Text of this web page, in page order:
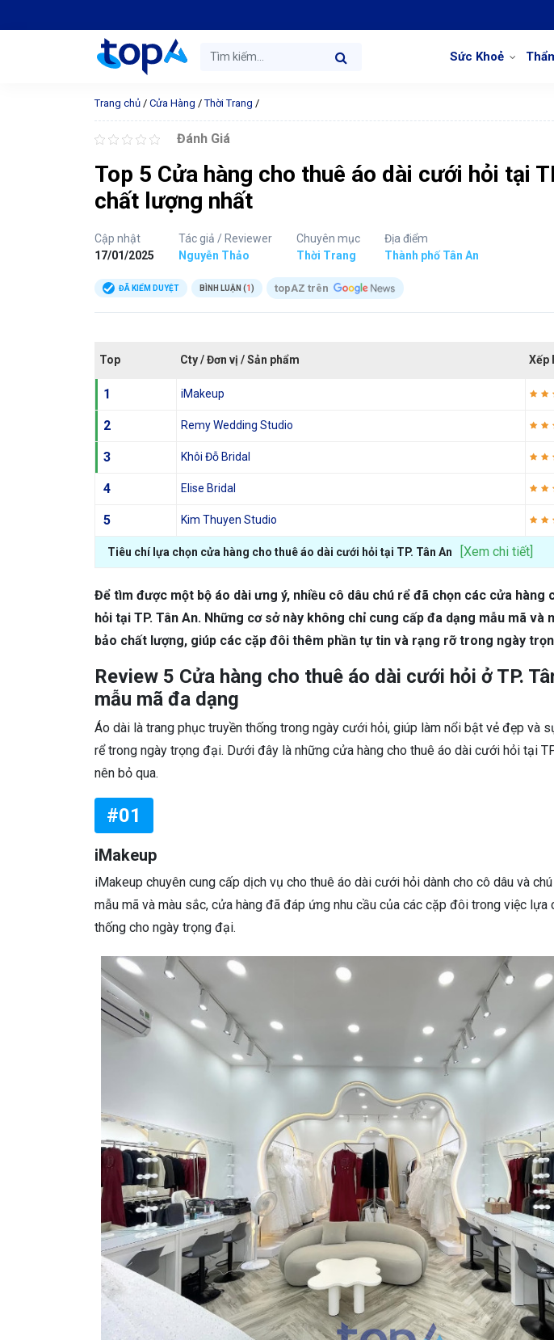
Sức Khoẻ
Trang chủ / Cửa Hàng /Thời Trang /
Đánh Giá
Top 5 Cửa hàng cho thuê áo dài cưới hỏi tại
chất lượng nhất
Cập nhật
17/01/2025
Tác giả / Reviewer
Nguyễn Thảo
Chuyên mục
Thời Trang
Địa điểm
Thành phố Tân An
ĐÃ KIỂM DUYỆT BÌNH LUẬN (1) topAZ trên
Top Cty / Đơn vị / Sản phẩm Xếp
1 iMakeup
2 Remy Wedding Studio
3 Khôi Đỗ Bridal
4 Elise Bridal
5 Kim Thuyen Studio
Tiêu chí lựa chọn cửa hàng cho thuê áo dài cưới hỏi tại TP. Tân An [Xem chi tiết]
Để tìm được một bộ áo dài ưng ý, nhiều cô dâu chú rể đã chọn các cửa hàng
hỏi tại TP. Tân An. Những cơ sở này không chỉ cung cấp đa dạng mẫu mã và
bảo chất lượng, giúp các cặp đôi thêm phần tự tin và rạng rỡ trong ngày
Review 5 Cửa hàng cho thuê áo dài cưới hỏi ở TP.
mẫu mã đa dạng
Áo dài là trang phục truyền thống trong ngày cưới hỏi, giúp làm nổi bật vẻ đẹp và
rể trong ngày trọng đại. Dưới đây là những cửa hàng cho thuê áo dài cưới hỏi tại
nên bỏ qua.
#01
iMakeup
iMakeup chuyên cung cấp dịch vụ cho thuê áo dài cưới hỏi dành cho cô dâu và
mẫu mã và màu sắc, cửa hàng đã đáp ứng nhu cầu của các cặp đôi trong việc lựa
thống cho ngày trọng đại.